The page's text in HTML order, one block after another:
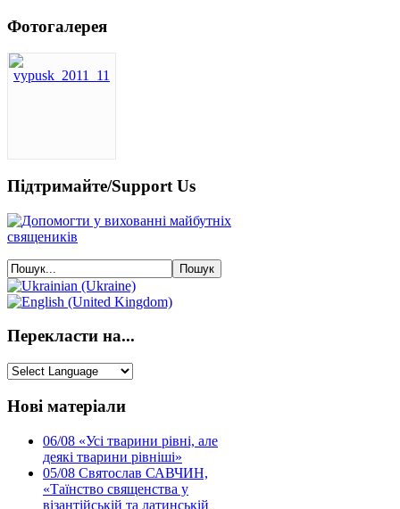
Фотогалерея
Підтримайте/Support Us
Перекласти на...
Нові матеріали
06/08 «Усі тварини рівні, але
деякі тварини рівніші»
05/08 Святослав САВЧИН,
«Таїнство священства у
візантійській та латинській